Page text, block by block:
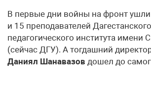
В первые дни войны на фронт ушли
и 15 преподавателей Дагестанского
педагогического института имени
(сейчас ДГУ). А тогдашний
Даниял Шанавазов дошел до